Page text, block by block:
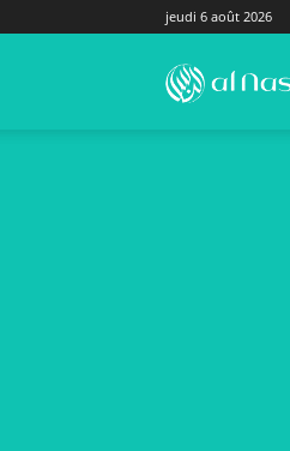
jeudi 6 août 2026